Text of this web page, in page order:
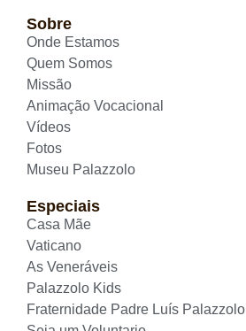
Sobre
Onde Estamos
Quem Somos
Missão
Animação Vocacional
Vídeos
Fotos
Museu Palazzolo
Especiais
Casa Mãe
Vaticano
As Veneráveis
Palazzolo Kids
Fraternidade Padre Luís Palazzolo